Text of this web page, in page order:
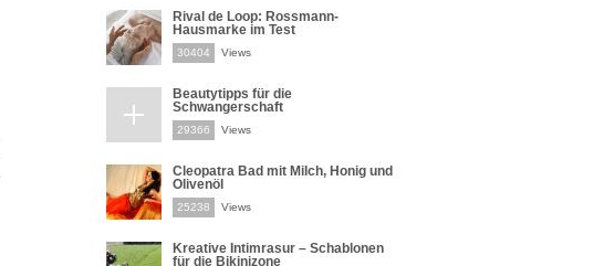
Rival de Loop: Rossmann-
Hausmarke im Test
30404 Views
Beautytipps für die
Schwangerschaft
29366 Views
Cleopatra Bad mit Milch, Honig und
Olivenöl
25238 Views
Kreative Intimrasur – Schablonen
für die Bikinizone